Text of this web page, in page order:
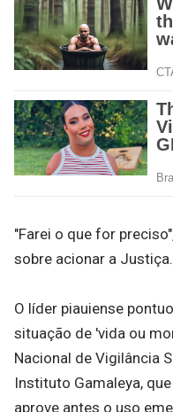
"Farei o que for
sobre acionar a Justiça.
O líder piauiense
situação de 'vida ou
Nacional de Vigilância
Instituto Gamaleya,
aprove antes o uso